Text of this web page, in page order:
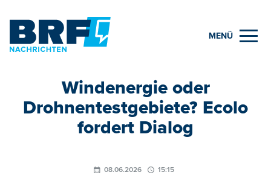
MENÜ
Windenergie oder
Drohnentestgebiete? Ecolo
fordert Dialog
08.06.2026 15:15